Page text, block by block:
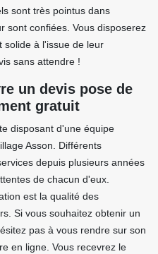
sont très pointus dans
sont confiées. Vous disposerez
solide à l'issue de leur
sans attendre !
un devis pose de
gratuit
disposant d'une équipe
Asson. Différents
depuis plusieurs années
de chacun d'eux.
est la qualité des
Si vous souhaitez obtenir un
pas à vous rendre sur son
en ligne. Vous recevrez le